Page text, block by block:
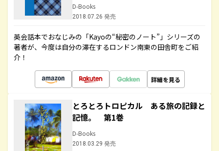
D-Books
2018.07.26 発売
英会話本でおなじみの「Kayoの“秘密のノート”」シリーズの
著者が、今度は自分の滞在するロンドン南東の田舎町をご紹
介！
詳細を見る
とろとろトロピカル ある旅の記録と
記憶。 第1巻
D-Books
2018.03.29 発売